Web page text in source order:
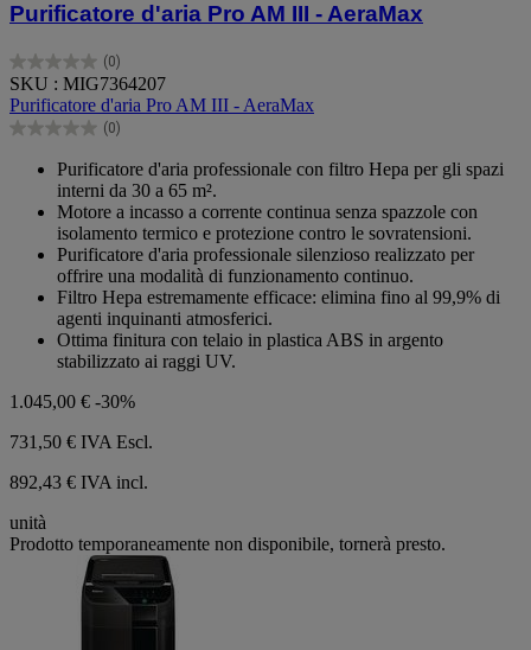
Purificatore d'aria Pro AM III - AeraMax
(0)
0.0
su
5
stelle.
SKU : MIG7364207
Purificatore d'aria Pro AM III - AeraMax
(0)
0.0
Purificatore d'aria professionale con filtro Hepa per gli spazi
interni da 30 a 65 m².
Motore a incasso a corrente continua senza spazzole con
isolamento termico e protezione contro le sovratensioni.
Purificatore d'aria professionale silenzioso realizzato per
offrire una modalità di funzionamento continuo.
Filtro Hepa estremamente efficace: elimina fino al 99,9% di
agenti inquinanti atmosferici.
Ottima finitura con telaio in plastica ABS in argento
stabilizzato ai raggi UV.
1.045,00 € -30%
731,50 € IVA Escl.
892,43 € IVA incl.
unità
Prodotto temporaneamente non disponibile, tornerà presto.